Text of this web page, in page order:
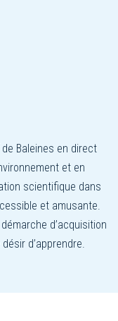
Baleines en direct
et en
scientifique dans
et amusante.
d’acquisition
d’apprendre.